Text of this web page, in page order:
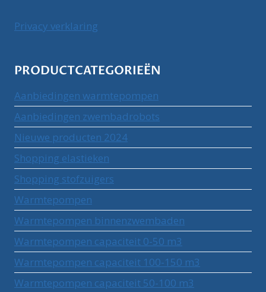
Privacy verklaring
PRODUCTCATEGORIEËN
Aanbiedingen warmtepompen
Aanbiedingen zwembadrobots
Nieuwe producten 2024
Shopping elastieken
Shopping stofzuigers
Warmtepompen
Warmtepompen binnenzwembaden
Warmtepompen capaciteit 0-50 m3
Warmtepompen capaciteit 100-150 m3
Warmtepompen capaciteit 50-100 m3